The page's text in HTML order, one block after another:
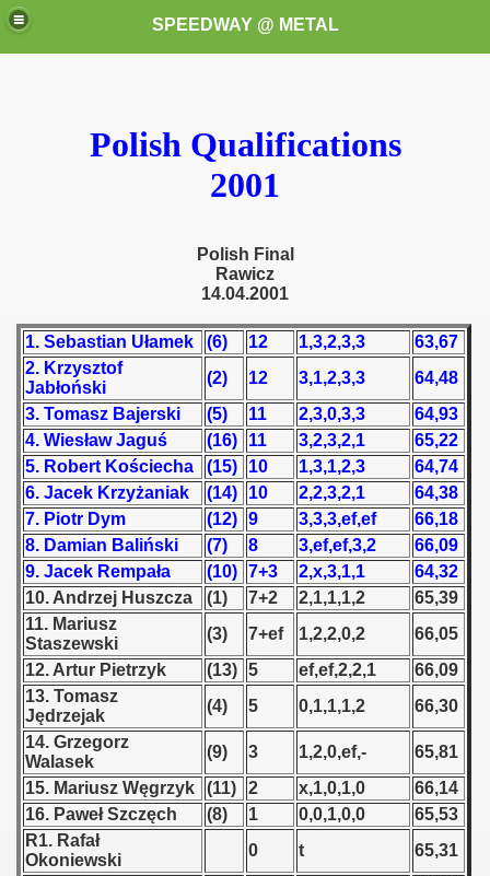
SPEEDWAY @ METAL
Polish Qualifications
2001
Polish Final
Rawicz
14.04.2001
1. Sebastian Ułamek (6) 12 1,3,2,3,3
63,67
2. Krzysztof
Jabłoński
(2) 12 3,1,2,3,3
64,48
3. Tomasz Bajerski
(5) 11 2,3,0,3,3
64,93
4. Wiesław Jaguś
(16) 11 3,2,3,2,1
65,22
5. Robert Kościecha
(15) 10 1,3,1,2,3
64,74
6. Jacek Krzyżaniak
(14) 10 2,2,3,2,1
64,38
7. Piotr Dym
(12) 9 3,3,3,ef,ef
66,18
8. Damian Baliński
(7) 8 3,ef,ef,3,2
66,09
9. Jacek Rempała
(10) 7+3 2,x,3,1,1
64,32
10. Andrzej Huszcza
(1) 7+2 2,1,1,1,2
65,39
11. Mariusz
Staszewski
(3) 7+ef 1,2,2,0,2
66,05
12. Artur Pietrzyk
(13) 5 ef,ef,2,2,1
66,09
13. Tomasz
Jędrzejak
(4) 5 0,1,1,1,2
66,30
14. Grzegorz
Walasek
(9) 3 1,2,0,ef,-
65,81
15. Mariusz Węgrzyk
(11) 2 x,1,0,1,0
66,14
16. Paweł Szczęch
(8) 1 0,0,1,0,0
65,53
R1. Rafał
Okoniewski
0 t
65,31
these speedway programms)
(My speedway programmes to exchange or sale)
Świata (World Speedway Championship)
1946
- 1952